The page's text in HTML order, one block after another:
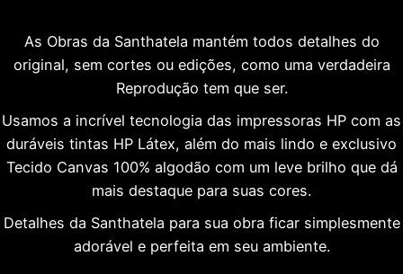
As Obras da Santhatela mantém todos detalhes do
original, sem cortes ou edições, como uma verdadeira
Reprodução tem que ser.
Usamos a incrível tecnologia das impressoras HP com as
duráveis tintas HP Látex, além do mais lindo e exclusivo
Tecido Canvas 100% algodão com um leve brilho que dá
mais destaque para suas cores.
Detalhes da Santhatela para sua obra ficar simplesmente
adorável e perfeita em seu ambiente.